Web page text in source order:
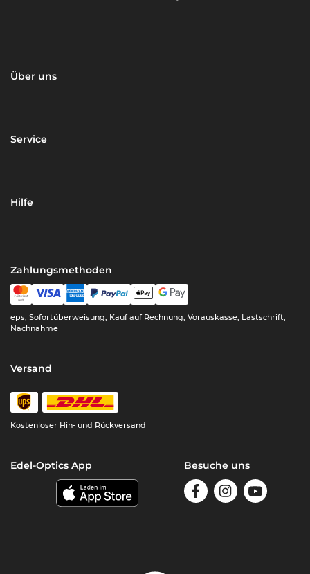
Über uns
Service
Hilfe
Zahlungsmethoden
eps, Sofortüberweisung, Kauf auf Rechnung, Vorauskasse, Lastschrift,
Nachnahme
Versand
Kostenloser Hin- und Rückversand
Edel-Optics App Besuche uns